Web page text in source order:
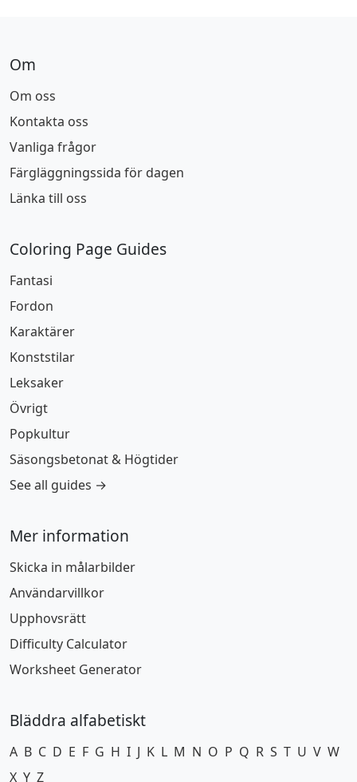
Om
Om oss
Kontakta oss
Vanliga frågor
Färgläggningssida för dagen
Länka till oss
Coloring Page Guides
Fantasi
Fordon
Karaktärer
Konststilar
Leksaker
Övrigt
Popkultur
Säsongsbetonat & Högtider
See all guides →
Mer information
Skicka in målarbilder
Användarvillkor
Upphovsrätt
Difficulty Calculator
Worksheet Generator
Bläddra alfabetiskt
A B C D E F G H I J K L M N O P Q R S T U V W
X Y Z